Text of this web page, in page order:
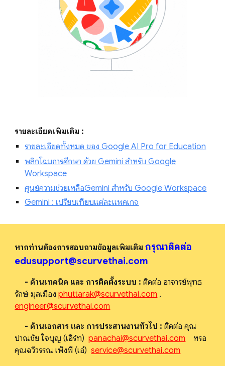
รายละเอียดเพิ่มเติม :
รายละเอียดทั้งหมด ของ Google AI Pro for Education
พลิกโฉมการศึกษา ด้วย Gemini สำหรับ Google
Workspace
ศูนย์ความช่วยเหลือGemini สำหรับ Google Workspace
Gemini : เปรียบเทียบแต่ละแพคเกจ
หากท่านต้องการสอบถามข้อมูลเพิ่มเติมกรุณาติดต่อ
edusupport@scurvethai.com
- ด้านเทคนิค และ การติดตั้งระบบ :ติดต่อ อาจารย์พุทธ
รักษ์ มุลเมืองphuttarak@scurvethai.com ,
engineer@scurvethai.com
- ด้านเอกสาร และ การประสานงานทั่วไป :ติดต่อ คุณ
ปาณชัย ใจบุญ (เอิร์ท) panachai@scurvethai.com
หรือ
คุณฉวีวรรณ เพ็งพี (เอ๋) service@scurvethai.com